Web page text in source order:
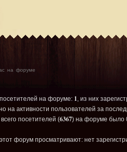
на форуме
на форуме: 1, из них
на активности пользователей за
посетителей (6367) на форуме было
форум просматривают: нет